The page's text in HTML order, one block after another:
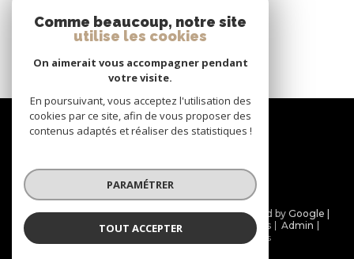
Ces biens peuvent vous
INTÉRESSER
Nous
suivre
© 2026 | Tous droits réservés | Traduction powered by Google |
Nos honoraires
Plan du site Mentions légales
Admin
Cookies
Comme beaucoup, notre site
utilise les cookies
On aimerait vous accompagner pendant
votre visite.
En poursuivant, vous acceptez l'utilisation des
cookies par ce site, afin de vous proposer des
contenus adaptés et réaliser des statistiques !
PARAMÉTRER
TOUT ACCEPTER